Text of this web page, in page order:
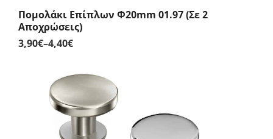
Πομολάκι Επίπλων Φ20mm 01.97 (Σε 2
Αποχρώσεις)
3,90€–4,40€Price
3,90€
through
4,40€